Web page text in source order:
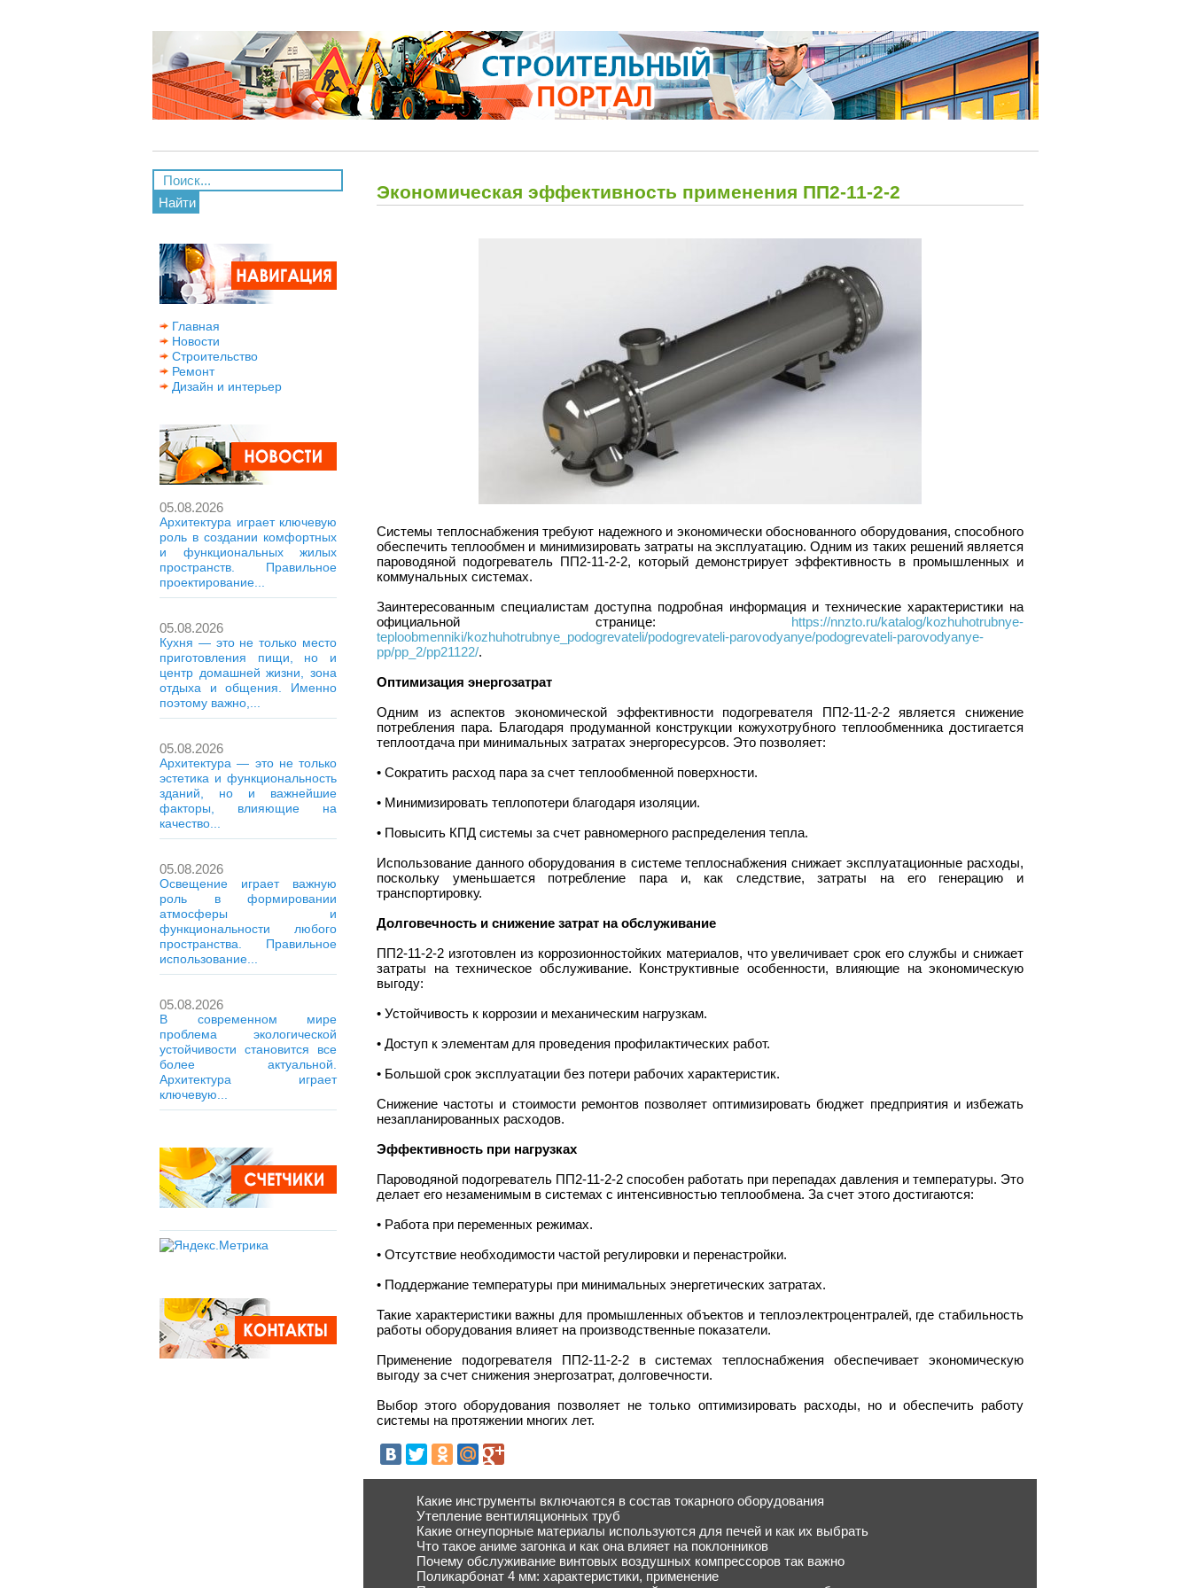
Найти
Главная
Новости
Строительство
Ремонт
Дизайн и интерьер
05.08.2026
Архитектура играет ключевую
роль в создании комфортных
и функциональных жилых
пространств. Правильное
проектирование...
05.08.2026
Кухня — это не только место
приготовления пищи, но и
центр домашней жизни, зона
отдыха и общения. Именно
поэтому важно,...
05.08.2026
Архитектура — это не только
эстетика и функциональность
зданий, но и важнейшие
факторы, влияющие на
качество...
05.08.2026
Освещение играет важную
роль в формировании
атмосферы и
функциональности любого
пространства. Правильное
использование...
05.08.2026
В современном мире
проблема экологической
устойчивости становится все
более актуальной.
Архитектура играет
ключевую...
Экономическая эффективность применения ПП2-11-2-2
Системы теплоснабжения требуют надежного и экономически обоснованного оборудования, способного
обеспечить теплообмен и минимизировать затраты на эксплуатацию. Одним из таких решений является
пароводяной подогреватель ПП2-11-2-2, который демонстрирует эффективность в промышленных и
коммунальных системах.
Заинтересованным специалистам доступна подробная информация и технические характеристики на
официальной странице: https://nnzto.ru/katalog/kozhuhotrubnye-
teploobmenniki/kozhuhotrubnye_podogrevateli/podogrevateli-parovodyanye/podogrevateli-parovodyanye-
pp/pp_2/pp21122/.
Оптимизация энергозатрат
Одним из аспектов экономической эффективности подогревателя ПП2-11-2-2 является снижение
потребления пара. Благодаря продуманной конструкции кожухотрубного теплообменника достигается
теплоотдача при минимальных затратах энергоресурсов. Это позволяет:
• Сократить расход пара за счет теплообменной поверхности.
• Минимизировать теплопотери благодаря изоляции.
• Повысить КПД системы за счет равномерного распределения тепла.
Использование данного оборудования в системе теплоснабжения снижает эксплуатационные расходы,
поскольку уменьшается потребление пара и, как следствие, затраты на его генерацию и
транспортировку.
Долговечность и снижение затрат на обслуживание
ПП2-11-2-2 изготовлен из коррозионностойких материалов, что увеличивает срок его службы и снижает
затраты на техническое обслуживание. Конструктивные особенности, влияющие на экономическую
выгоду:
• Устойчивость к коррозии и механическим нагрузкам.
• Доступ к элементам для проведения профилактических работ.
• Большой срок эксплуатации без потери рабочих характеристик.
Снижение частоты и стоимости ремонтов позволяет оптимизировать бюджет предприятия и избежать
незапланированных расходов.
Эффективность при нагрузках
Пароводяной подогреватель ПП2-11-2-2 способен работать при перепадах давления и температуры. Это
делает его незаменимым в системах с интенсивностью теплообмена. За счет этого достигаются:
• Работа при переменных режимах.
• Отсутствие необходимости частой регулировки и перенастройки.
• Поддержание температуры при минимальных энергетических затратах.
Такие характеристики важны для промышленных объектов и теплоэлектроцентралей, где стабильность
работы оборудования влияет на производственные показатели.
Применение подогревателя ПП2-11-2-2 в системах теплоснабжения обеспечивает экономическую
выгоду за счет снижения энергозатрат, долговечности.
Выбор этого оборудования позволяет не только оптимизировать расходы, но и обеспечить работу
системы на протяжении многих лет.
Какие инструменты включаются в состав токарного оборудования
Утепление вентиляционных труб
Какие огнеупорные материалы используются для печей и как их выбрать
Что такое аниме загонка и как она влияет на поклонников
Почему обслуживание винтовых воздушных компрессоров так важно
Поликарбонат 4 мм: характеристики, применение